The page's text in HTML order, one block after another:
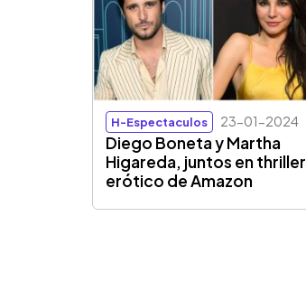
H-Espectaculos 23-01-2024
Diego Boneta y Martha
Higareda, juntos en thriller
erótico de Amazon